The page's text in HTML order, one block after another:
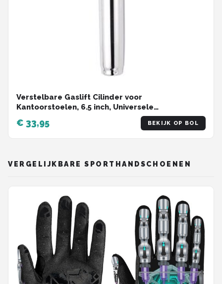
Verstelbare Gaslift Cilinder voor
Kantoorstoelen, 6.5 inch, Universele
Vervangingsonderdelen voor Ergonomische
Stoelen en Thuiswerkplek
€ 33,95 BEKIJK OP BOL
VERGELIJKBARE SPORTHANDSCHOENEN